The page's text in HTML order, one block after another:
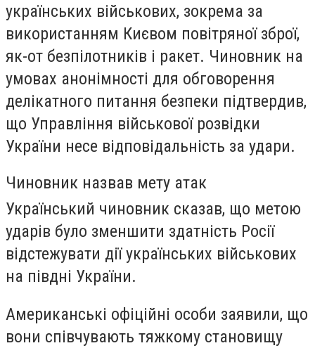
українських військових, зокрема за
використанням Києвом повітряної зброї,
як-от безпілотників і ракет. Чиновник на
умовах анонімності для обговорення
делікатного питання безпеки підтвердив,
що Управління військової розвідки
України несе відповідальність за удари.
Чиновник назвав мету атак
Український чиновник сказав, що метою
ударів було зменшити здатність Росії
відстежувати дії українських військових
на півдні України.
Американські офіційні особи заявили, що
вони співчувають тяжкому становищу